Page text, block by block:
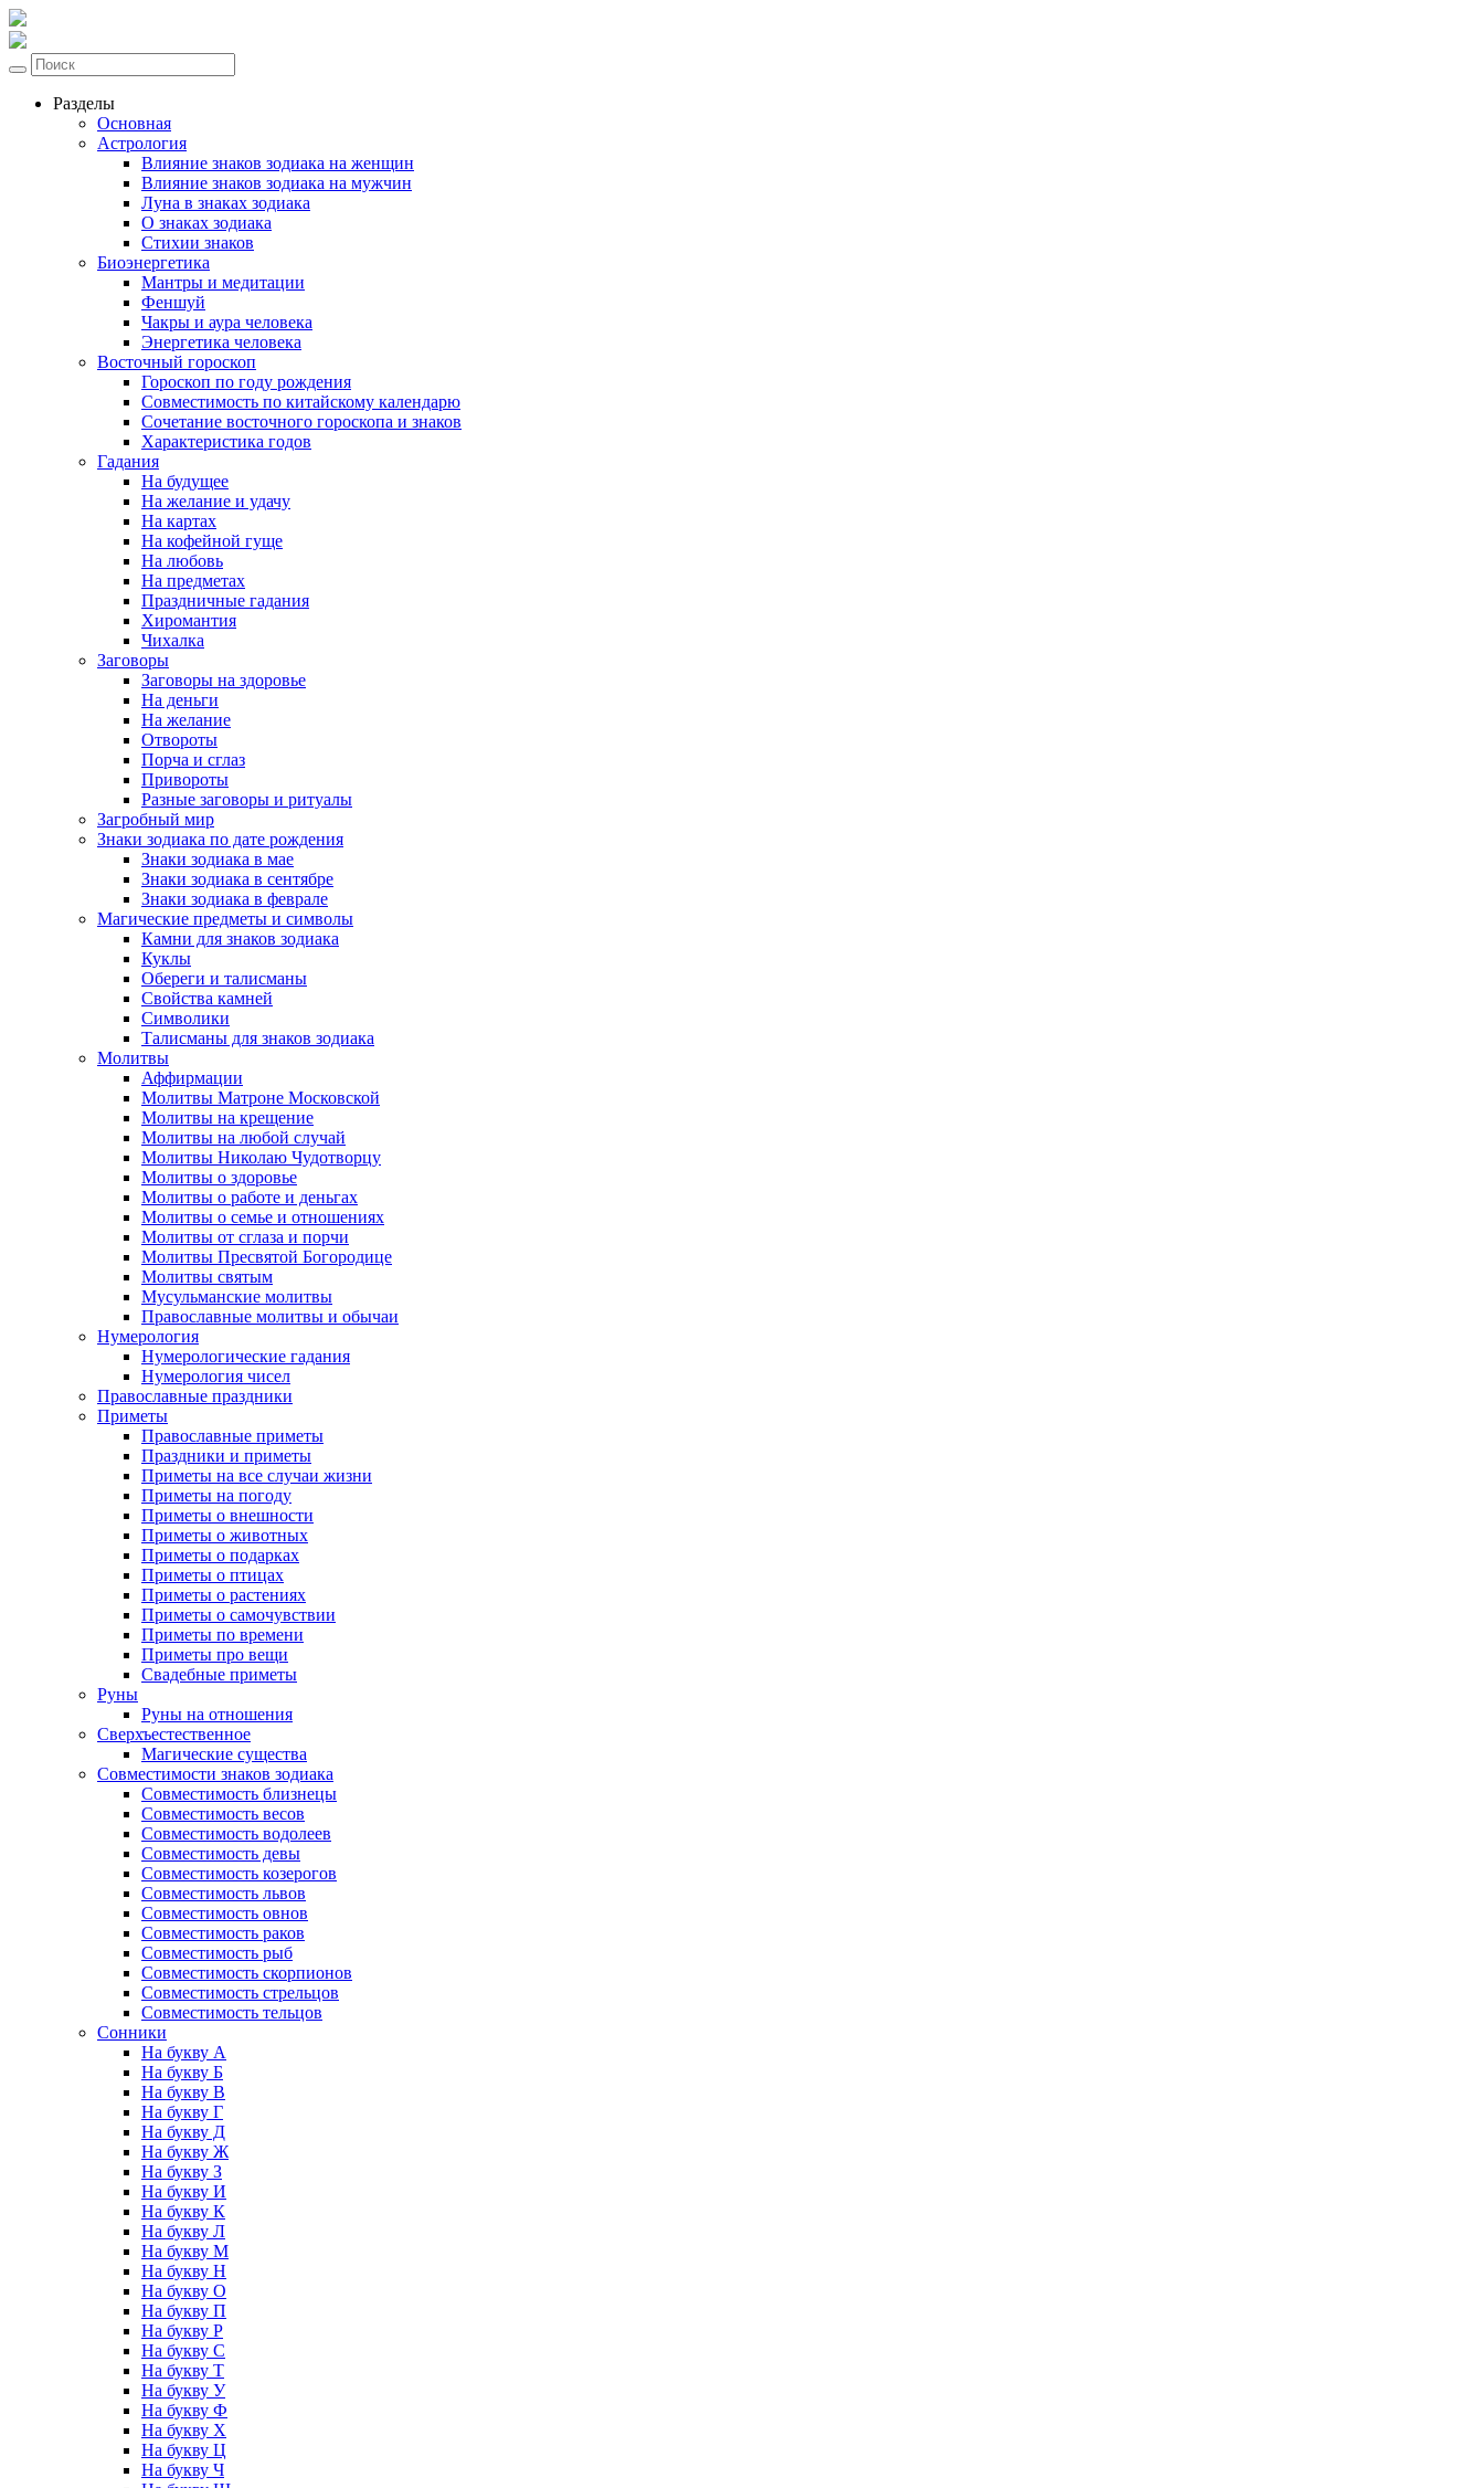
Разделы
Основная
Астрология
Влияние знаков зодиака на женщин
Влияние знаков зодиака на мужчин
Луна в знаках зодиака
О знаках зодиака
Стихии знаков
Биоэнергетика
Мантры и медитации
Феншуй
Чакры и аура человека
Энергетика человека
Восточный гороскоп
Гороскоп по году рождения
Совместимость по китайскому календарю
Сочетание восточного гороскопа и знаков
Характеристика годов
Гадания
На будущее
На желание и удачу
На картах
На кофейной гуще
На любовь
На предметах
Праздничные гадания
Хиромантия
Чихалка
Заговоры
Заговоры на здоровье
На деньги
На желание
Отвороты
Порча и сглаз
Привороты
Разные заговоры и ритуалы
Загробный мир
Знаки зодиака по дате рождения
Знаки зодиака в мае
Знаки зодиака в сентябре
Знаки зодиака в феврале
Магические предметы и символы
Камни для знаков зодиака
Куклы
Обереги и талисманы
Свойства камней
Символики
Талисманы для знаков зодиака
Молитвы
Аффирмации
Молитвы Матроне Московской
Молитвы на крещение
Молитвы на любой случай
Молитвы Николаю Чудотворцу
Молитвы о здоровье
Молитвы о работе и деньгах
Молитвы о семье и отношениях
Молитвы от сглаза и порчи
Молитвы Пресвятой Богородице
Молитвы святым
Мусульманские молитвы
Православные молитвы и обычаи
Нумерология
Нумерологические гадания
Нумерология чисел
Православные праздники
Приметы
Православные приметы
Праздники и приметы
Приметы на все случаи жизни
Приметы на погоду
Приметы о внешности
Приметы о животных
Приметы о подарках
Приметы о птицах
Приметы о растениях
Приметы о самочувствии
Приметы по времени
Приметы про вещи
Свадебные приметы
Руны
Руны на отношения
Сверхъестественное
Магические существа
Совместимости знаков зодиака
Совместимость близнецы
Совместимость весов
Совместимость водолеев
Совместимость девы
Совместимость козерогов
Совместимость львов
Совместимость овнов
Совместимость раков
Совместимость рыб
Совместимость скорпионов
Совместимость стрельцов
Совместимость тельцов
Сонники
На букву А
На букву Б
На букву В
На букву Г
На букву Д
На букву Ж
На букву З
На букву И
На букву К
На букву Л
На букву М
На букву Н
На букву О
На букву П
На букву Р
На букву С
На букву Т
На букву У
На букву Ф
На букву Х
На букву Ц
На букву Ч